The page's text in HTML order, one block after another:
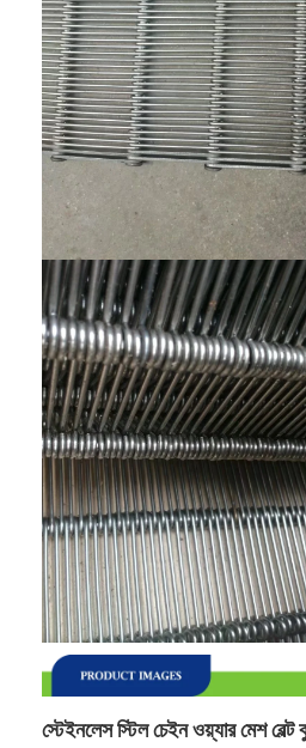
স্টেইনলেস স্টিল চেইন ওয়্যার মেশ বেল্ট